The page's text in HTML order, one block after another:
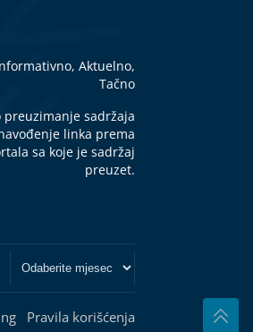
Aktuelno,
Tačno
preuzimanje sadržaja
linka prema
sa koje je sadržaj
preuzet.
Pravila korišćenja